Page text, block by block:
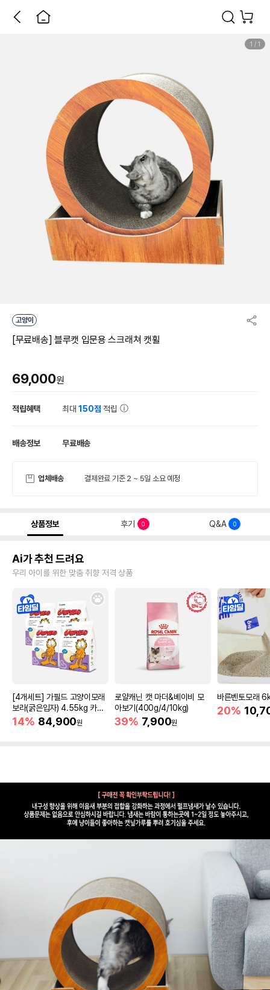
1 / 1
고양이
[무료배송] 블루캣 입문용 스크래쳐 캣휠
69,000원
적립혜택 최대150점 적립
배송정보 무료배송
업체배송 결제완료 기준 2 ~ 5일 소요 예정
상품정보 후기 0 Q&A 0
Ai가 추천 드려요
우리 아이를 위한 맞춤 취향 저격 상품
[4개세트] 가필드 고양이모래
보라(굵은입자) 4.55kg 카사
바모래
14% 84,900원
로얄캐닌 캣 마더&베이비 모
아보기(400g/4/10kg)
39% 7,900원
바른벤토모래
20%